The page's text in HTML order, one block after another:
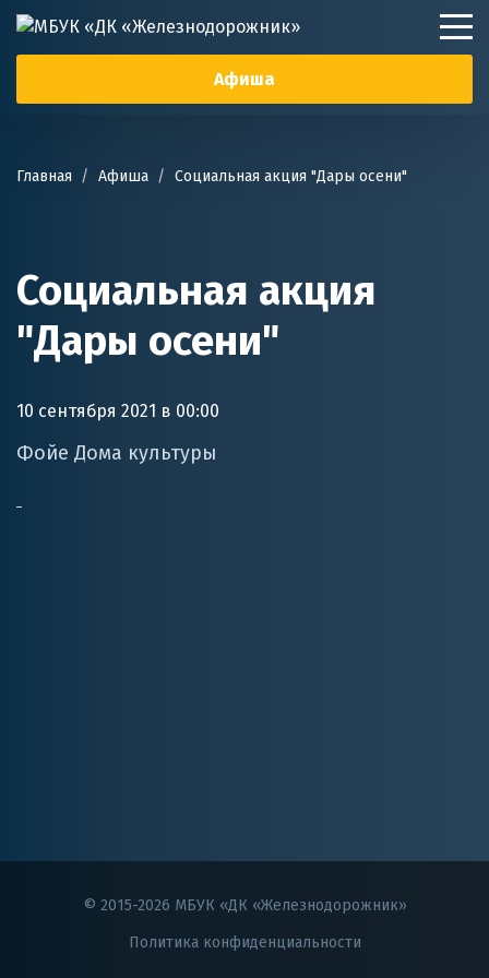
Афиша
Главная Афиша Социальная акция "Дары осени"
Социальная акция
"Дары осени"
10 сентября 2021 в 00:00
Фойе Дома культуры
© 2015-2026 МБУК «ДК «Железнодорожник»
Политика конфиденциальности